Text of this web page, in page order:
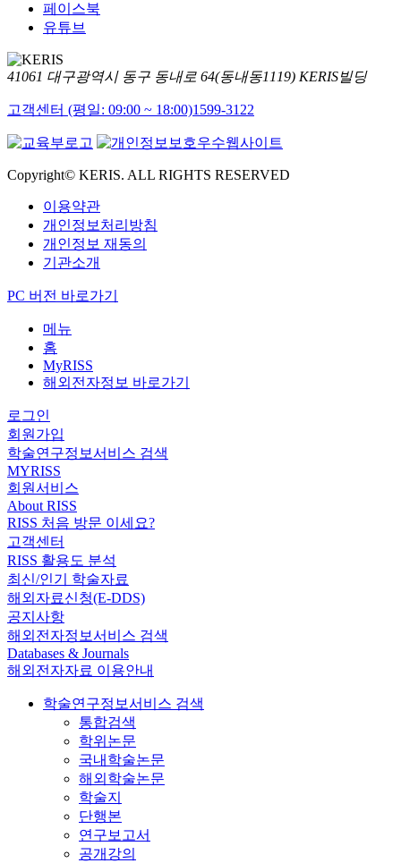
페이스북
유튜브
41061 대구광역시 동구 동내로 64(동내동1119) KERIS빌딩
고객센터 (평일: 09:00 ~ 18:00)1599-3122
Copyright© KERIS. ALL RIGHTS RESERVED
이용약관
개인정보처리방침
개인정보 재동의
기관소개
PC 버전 바로가기
메뉴
홈
MyRISS
해외전자정보 바로가기
로그인
회원가입
학술연구정보서비스 검색
MYRISS
회원서비스
About RISS
RISS 처음 방문 이세요?
고객센터
RISS 활용도 분석
최신/인기 학술자료
해외자료신청(E-DDS)
공지사항
해외전자정보서비스 검색
Databases & Journals
해외전자자료 이용안내
학술연구정보서비스 검색
통합검색
학위논문
국내학술논문
해외학술논문
학술지
단행본
연구보고서
공개강의